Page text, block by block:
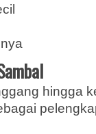
hingga